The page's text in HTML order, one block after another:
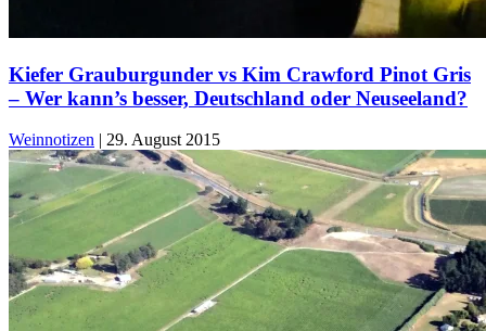
Kiefer Grauburgunder vs Kim Crawford Pinot Gris
– Wer kann’s besser, Deutschland oder Neuseeland?
Weinnotizen | 29. August 2015